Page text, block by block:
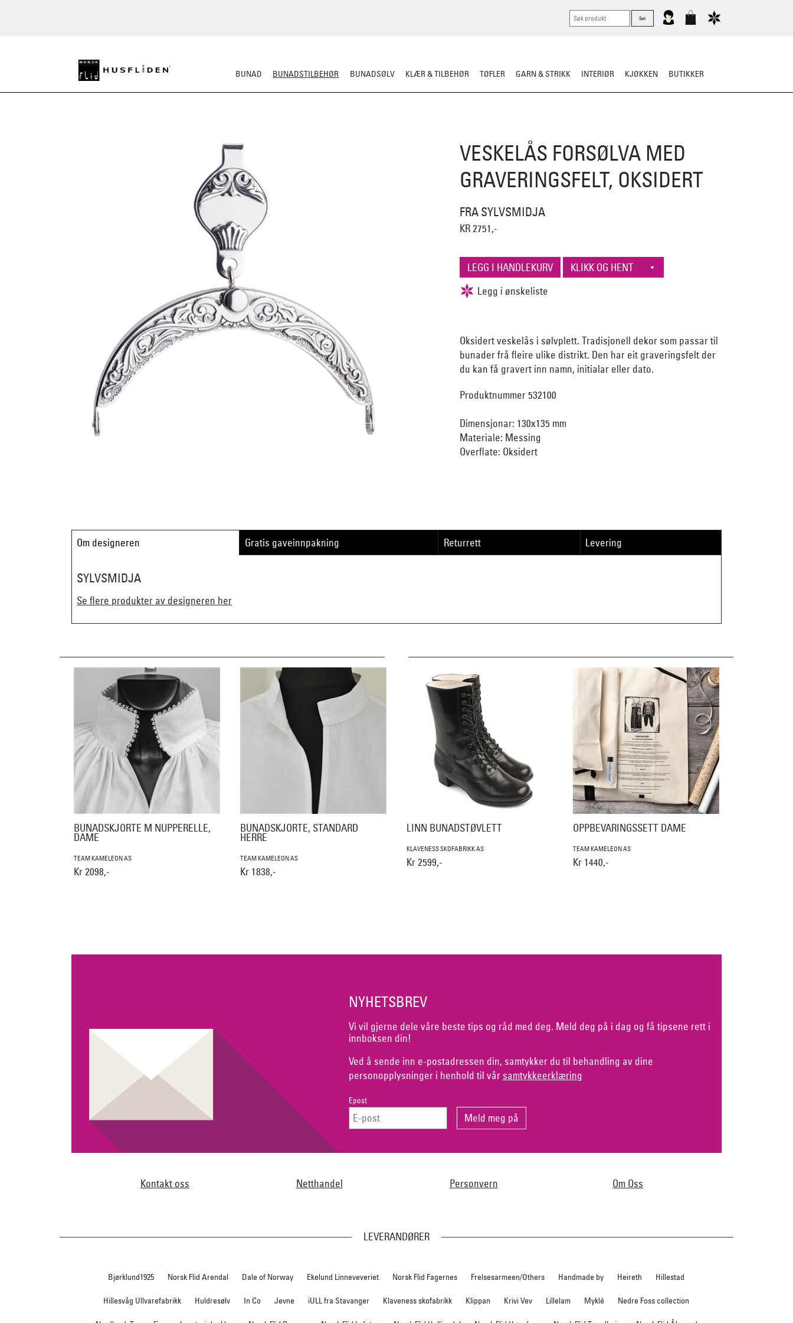
BUNAD BUNADSTILBEHØR BUNADSØLV KLÆR & TILBEHØR TØFLER GARN & STRIKK INTERIØR KJØKKEN BUTIKKER
VESKELÅS FORSØLVA MED
GRAVERINGSFELT, OKSIDERT
FRA SYLVSMIDJA
KR 2751,-
Oksidert veskelås i sølvplett. Tradisjonell dekor som passar til
bunader frå fleire ulike distrikt. Den har eit graveringsfelt der
du kan få gravert inn namn, initialar eller dato.
Produktnummer 532100
Dimensjonar: 130x135 mm
Materiale: Messing
Overflate: Oksidert
Om designeren Gratis gaveinnpakning Returrett Levering
SYLVSMIDJA
Se flere produkter av designeren her
BUNADSKJORTE M NUPPERELLE,
DAME
TEAM KAMELEON AS
Kr 2098,-
BUNADSKJORTE, STANDARD
HERRE
TEAM KAMELEON AS
Kr 1838,-
LINN BUNADSTØVLETT
KLAVENESS SKOFABRIKK AS
Kr 2599,-
OPPBEVARINGSSETT DAME
TEAM KAMELEON AS
Kr 1440,-
NYHETSBREV
Vi vil gjerne dele våre beste tips og råd med deg. Meld deg på i dag og få tipsene rett i
innboksen din!
Ved å sende inn e-postadressen din, samtykker du til behandling av dine
personopplysninger i henhold til vår samtykkeerklæring
Epost
Kontakt oss Netthandel Personvern Om Oss
LEVERANDØRER
Bjørklund1925 Norsk Flid Arendal Dale of Norway Ekelund Linneveveriet Norsk Flid Fagernes Frelsesarmeen/Others Handmade by Heireth Hillestad
Hillesvåg Ullvarefabrikk Huldresølv In Co Jevne iULL fra Stavanger Klaveness skofabrikk Klippan Krivi Vev Lillelam Myklé Nedre Foss collection